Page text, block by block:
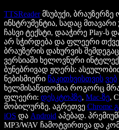
TTSReaderმსუბუქი,
ინსტრუმენტია, სადაც მთავარი
ჩასვი ტექსტი, დააჭირე Play-ს
არ სჭირდება და ფლეერი
ბრაუზერის დახურვის
ვერსიაში ხელოვნური
ბუნებრივად ჟღერს:
ნებისმიერი წაკითხვისთვის ვებ
ხელმისაწვდომია როგორც
ფლეერი: დესკტოპზე, Mac-ზე,
მობილურზე, აგრეთვე Chrome
iOS და Android აპებად.
MP3/WAV ჩამოტვირთვა და